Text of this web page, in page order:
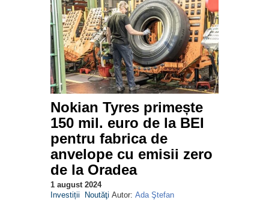
Nokian Tyres primește
150 mil. euro de la BEI
pentru fabrica de
anvelope cu emisii zero
de la Oradea
1 august 2024
Investiții
Noutăţi Autor: Ada Ştefan